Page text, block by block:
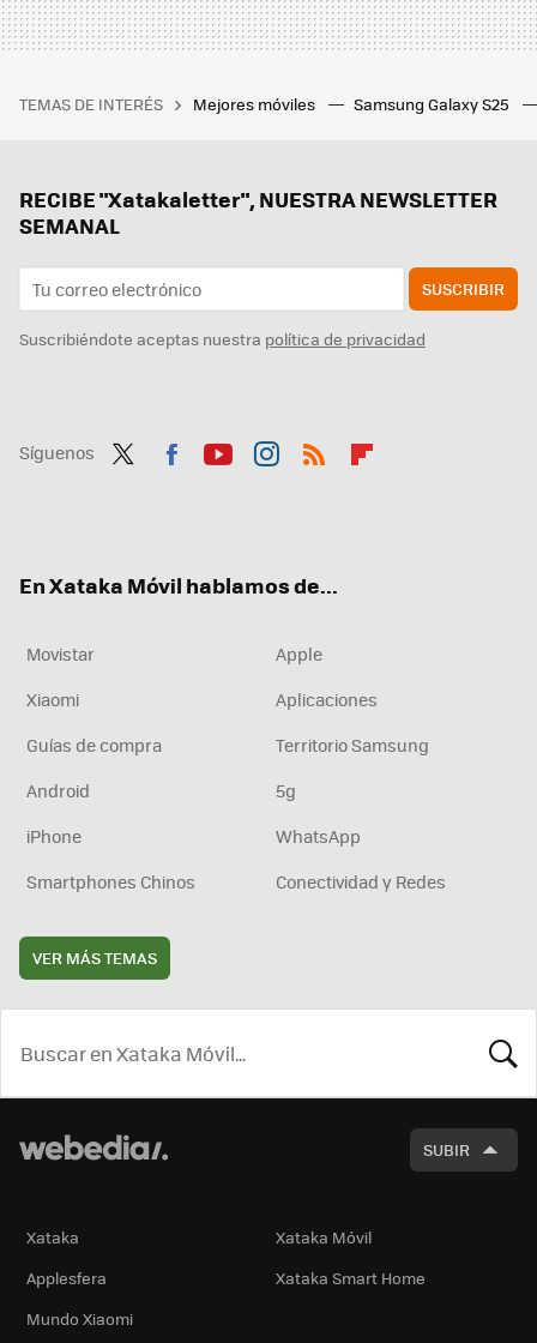
TEMAS DE INTERÉS Mejores móviles Samsung Galaxy S25
RECIBE "Xatakaletter", NUESTRA NEWSLETTER
SEMANAL
SUSCRIBIR
Suscribiéndote aceptas nuestra política de privacidad
Síguenos
En Xataka Móvil hablamos de...
Movistar
Apple
Xiaomi
Aplicaciones
Guías de compra
Territorio Samsung
Android
5g
iPhone
WhatsApp
Smartphones Chinos
Conectividad y Redes
VER MÁS TEMAS
SUBIR
Xataka
Xataka Móvil
Applesfera
Xataka Smart Home
Mundo Xiaomi